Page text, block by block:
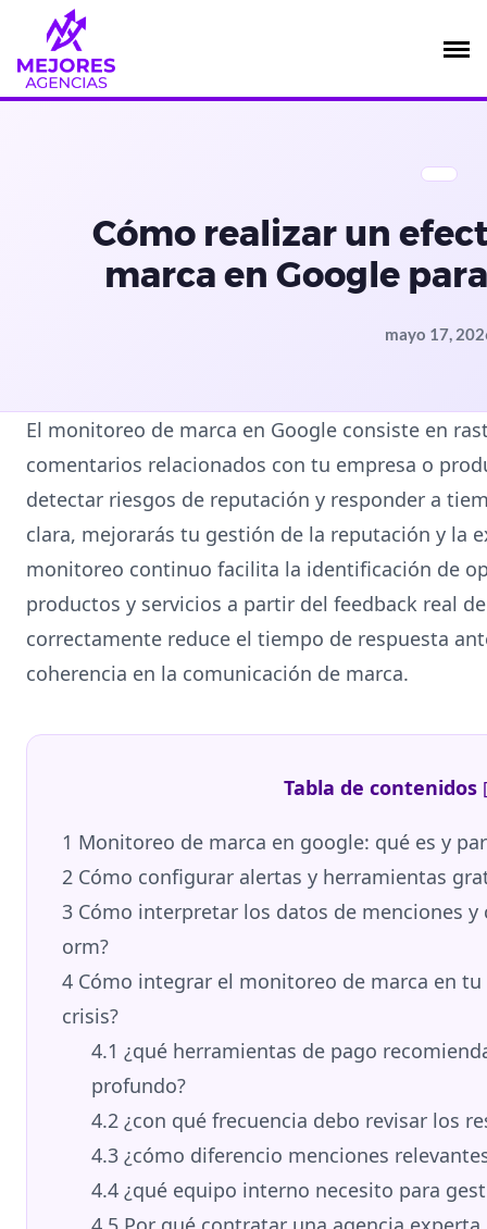
contenido
Cómo realizar un
marca en Google
mayo 17,
El monitoreo de marca en Google consiste en
comentarios relacionados con tu empresa o
detectar riesgos de reputación y responder a
clara, mejorarás tu gestión de la reputación y la
monitoreo continuo facilita la identificación de
productos y servicios a partir del feedback real
correctamente reduce el tiempo de respuesta
coherencia en la comunicación de marca.
Tabla de contenidos [
1 Monitoreo de marca en google: qué es y
2 Cómo configurar alertas y herramientas
3 Cómo interpretar los datos de menciones
orm?
4 Cómo integrar el monitoreo de marca en
crisis?
4.1 ¿qué herramientas de pago
profundo?
4.2 ¿con qué frecuencia debo revisar los
4.3 ¿cómo diferencio menciones
4.4 ¿qué equipo interno necesito para